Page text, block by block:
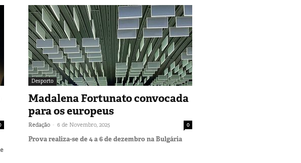
Desporto
Madalena Fortunato convocada
para os europeus
Redação - 6 de Novembro, 2025 0
Prova realiza-se de 4 a 6 de dezembro na Bulgária